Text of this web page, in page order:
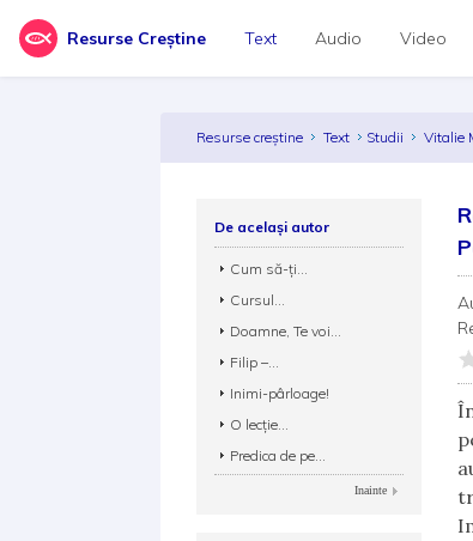
Resurse Creștine Text Audio Video
Resurse creștine Text Studii Vitalie
De același autor
Cum să-ți...
Cursul...
Doamne, Te voi...
Filip –...
Inimi-pârloage!
O lecție...
Predica de pe...
Inainte